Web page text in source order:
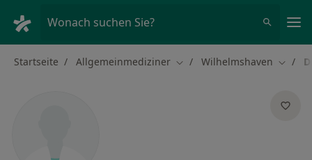
Wonach suchen Sie?
Startseite Allgemeinmediziner Stadt ändern
Wilhelmshaven Stadt